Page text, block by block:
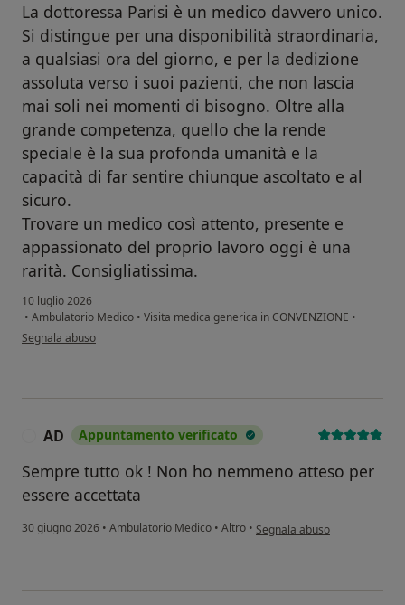
La dottoressa Parisi è un medico davvero unico.
Si distingue per una disponibilità straordinaria,
a qualsiasi ora del giorno, e per la dedizione
assoluta verso i suoi pazienti, che non lascia
mai soli nei momenti di bisogno. Oltre alla
grande competenza, quello che la rende
speciale è la sua profonda umanità e la
capacità di far sentire chiunque ascoltato e al
sicuro.
​Trovare un medico così attento, presente e
appassionato del proprio lavoro oggi è una
rarità. Consigliatissima.
10 luglio 2026
• Ambulatorio Medico • Visita medica generica in CONVENZIONE •
secondo l'opinione dell'utente Nunzia Tarantino
Segnala abuso
AD Appuntamento verificato
Sempre tutto ok ! Non ho nemmeno atteso per
essere accettata
30 giugno 2026 • Ambulatorio Medico • Altro • secondo l'opinione
Segnala abuso